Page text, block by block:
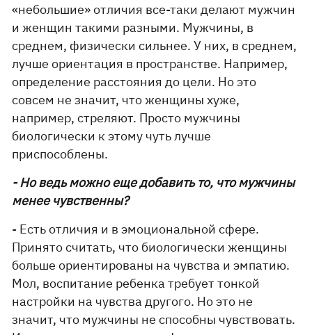
«небольшие» отличия все-таки делают мужчин
и женщин такими разными. Мужчины, в
среднем, физически сильнее. У них, в среднем,
лучше ориентация в пространстве. Например,
определение расстояния до цели. Но это
совсем не значит, что женщины хуже,
например, стреляют. Просто мужчины
биологически к этому чуть лучше
приспособлены.
- Но ведь можно еще добавить то, что мужчины
менее чувственны?
- Есть отличия и в эмоциональной сфере.
Принято считать, что биологически женщины
больше ориентированы на чувства и эмпатию.
Мол, воспитание ребенка требует тонкой
настройки на чувства другого. Но это не
значит, что мужчины не способны чувствовать.